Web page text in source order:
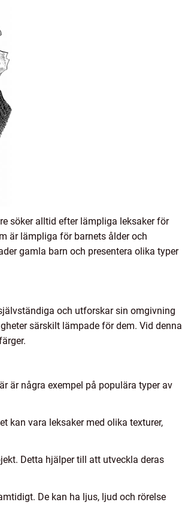
söker alltid efter lämpliga leksaker för
är lämpliga för barnets ålder och
gamla barn och presentera olika typer
och utforskar sin omgivning
särskilt lämpade för dem. Vid denna
är några exempel på populära typer av
kan vara leksaker med olika texturer,
Detta hjälper till att utveckla deras
De kan ha ljus, ljud och rörelse